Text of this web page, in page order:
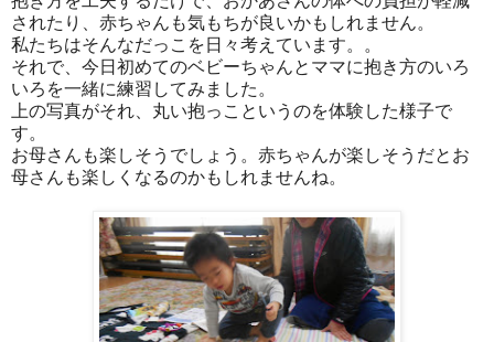
されたり、赤ちゃんも気もちが良いかもしれません。
私たちはそんなだっこを日々考えています。。
それで、今日初めてのベビーちゃんとママに抱き方のいろ
いろを一緒に練習してみました。
上の写真がそれ、丸い抱っこというのを体験した様子で
す。
お母さんも楽しそうでしょう。赤ちゃんが楽しそうだとお
母さんも楽しくなるのかもしれませんね。